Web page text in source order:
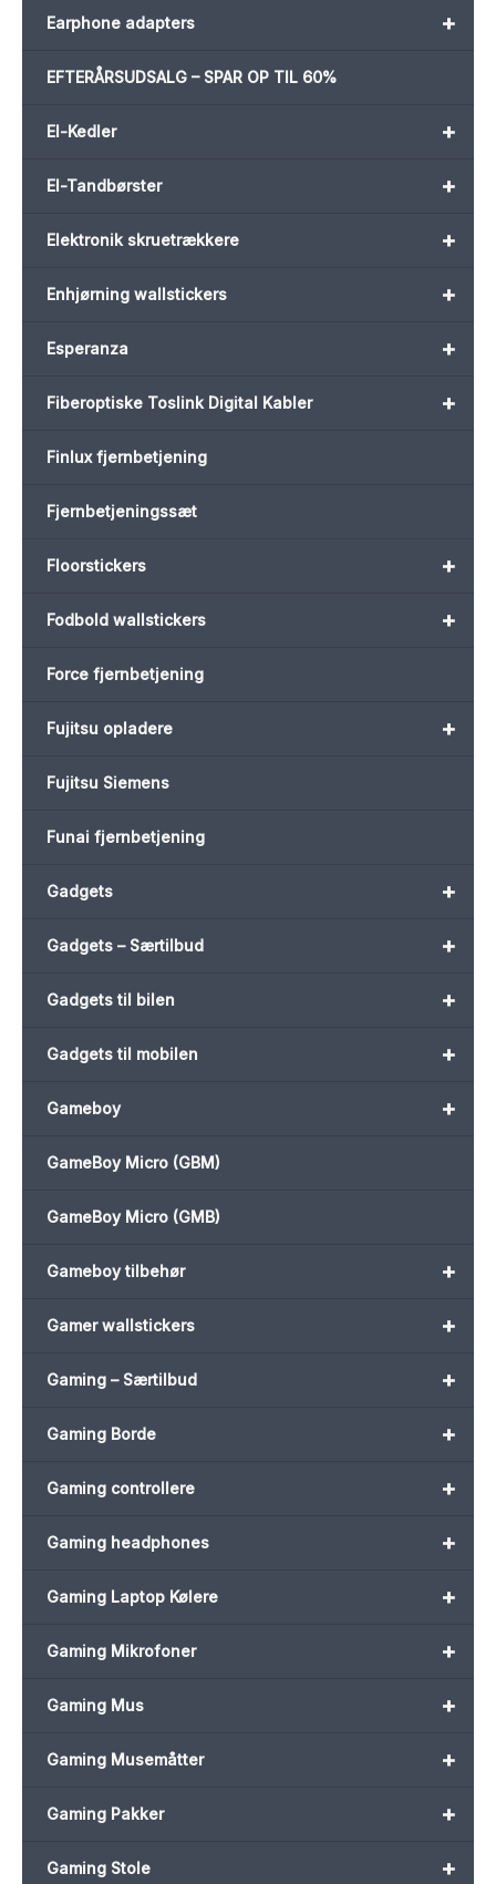
+
Earphone adapters
EFTERÅRSUDSALG – SPAR OP TIL 60%
+
El-Kedler
+
El-Tandbørster
+
Elektronik skruetrækkere
+
Enhjørning wallstickers
+
Esperanza
+
Fiberoptiske Toslink Digital Kabler
Finlux fjernbetjening
Fjernbetjeningssæt
+
Floorstickers
+
Fodbold wallstickers
Force fjernbetjening
+
Fujitsu opladere
Fujitsu Siemens
Funai fjernbetjening
+
Gadgets
+
Gadgets – Særtilbud
+
Gadgets til bilen
+
Gadgets til mobilen
+
Gameboy
GameBoy Micro (GBM)
GameBoy Micro (GMB)
+
Gameboy tilbehør
+
Gamer wallstickers
+
Gaming – Særtilbud
+
Gaming Borde
+
Gaming controllere
+
Gaming headphones
+
Gaming Laptop Kølere
+
Gaming Mikrofoner
+
Gaming Mus
+
Gaming Musemåtter
+
Gaming Pakker
+
Gaming Stole